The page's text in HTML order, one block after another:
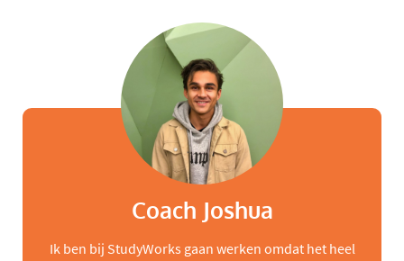
Coach Joshua
Ik ben bij StudyWorks gaan werken omdat het heel